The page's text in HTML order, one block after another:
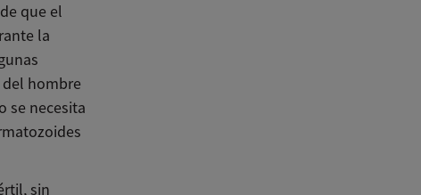
que el
la
del hombre
se necesita
sin